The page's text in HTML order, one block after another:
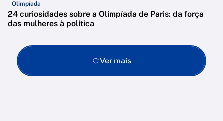
Olimpíada
24 curiosidades sobre a Olimpíada de Paris: da força
das mulheres à política
Ver mais